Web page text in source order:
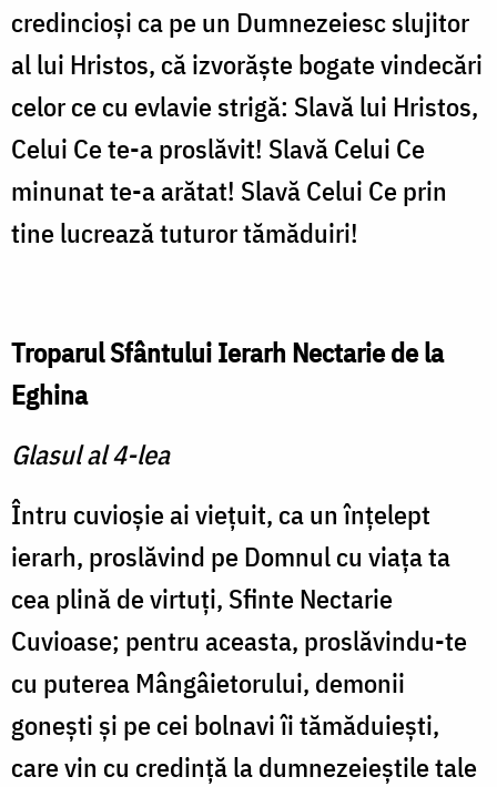
credincioşi ca pe un Dumnezeiesc slujitor
al lui Hristos, că izvorăşte bogate vindecări
celor ce cu evlavie strigă: Slavă lui Hristos,
Celui Ce te-a proslăvit! Slavă Celui Ce
minunat te-a arătat! Slavă Celui Ce prin
tine lucrează tuturor tămăduiri!
Troparul Sfântului Ierarh Nectarie de la
Eghina
Glasul al 4-lea
Întru cuvioşie ai vieţuit, ca un înţelept
ierarh, proslăvind pe Domnul cu viaţa ta
cea plină de virtuţi, Sfinte Nectarie
Cuvioase; pentru aceasta, proslăvindu-te
cu puterea Mângâietorului, demonii
goneşti şi pe cei bolnavi îi tămăduieşti,
care vin cu credinţă la dumnezeieştile tale